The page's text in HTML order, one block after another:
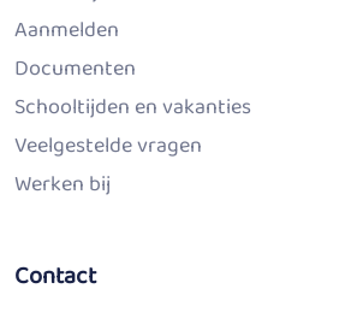
Aanmelden
Documenten
Schooltijden en vakanties
Veelgestelde vragen
Werken bij
Contact